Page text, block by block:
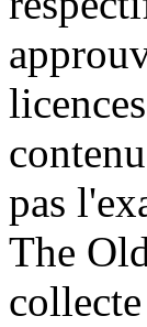
pas
The